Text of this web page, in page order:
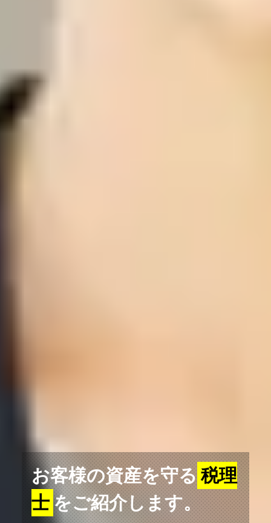
お客様の資産を守る 税理
士 をご紹介します。